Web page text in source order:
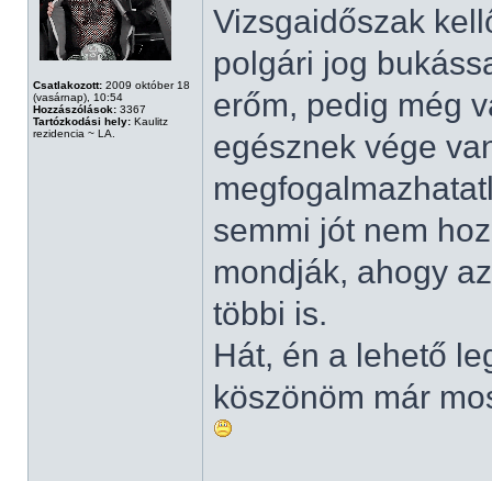
Csatlakozott: 2009 október 18
(vasárnap), 10:54
Hozzászólások: 3367
Tartózkodási hely: Kaulitz
rezidencia ~ LA.
Vizsgaidőszak
polgári jog
erőm, pedig még
egésznek vége
semmi jót nem
mondják, ahogy
többi is.
Hát, én a lehető
köszönöm már